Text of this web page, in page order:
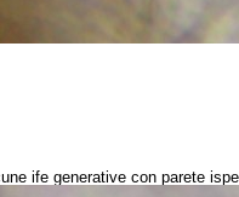
ife generative con parete